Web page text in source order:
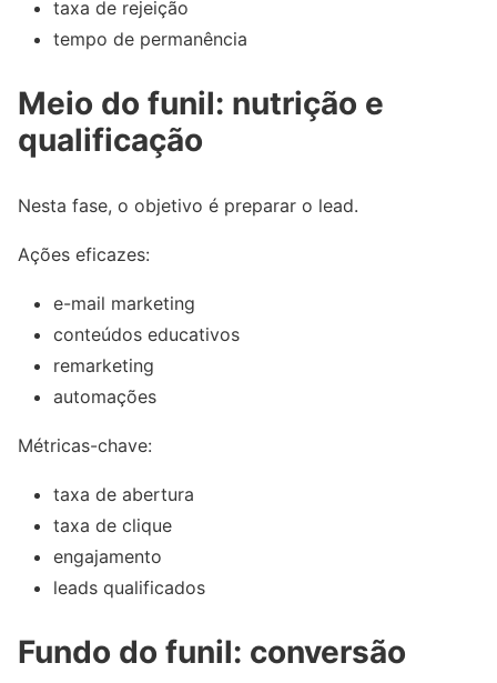
taxa de rejeição
tempo de permanência
Meio do funil: nutrição e
qualificação
Nesta fase, o objetivo é preparar o lead.
Ações eficazes:
e-mail marketing
conteúdos educativos
remarketing
automações
Métricas-chave:
taxa de abertura
taxa de clique
engajamento
leads qualificados
Fundo do funil: conversão